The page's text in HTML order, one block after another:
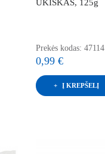
ŪKIŠKAS, 125g
Prekės kodas: 47114
0,99 €
Į KREPŠELĮ